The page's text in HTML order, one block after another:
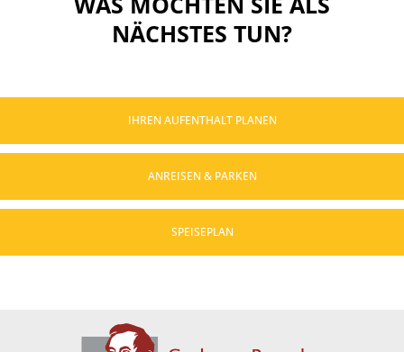
NÄCHSTES TUN?
IHREN AUFENTHALT PLANEN
ANREISEN & PARKEN
SPEISEPLAN